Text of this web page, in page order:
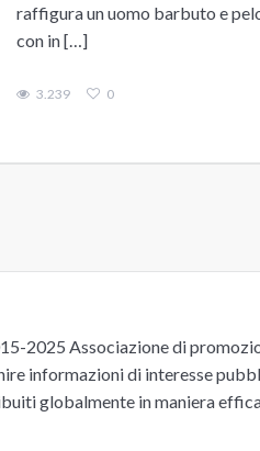
raffigura un uomo barbuto e
con in […]
3.239 0
2025 Associazione di
informazioni di interesse
globalmente in maniera